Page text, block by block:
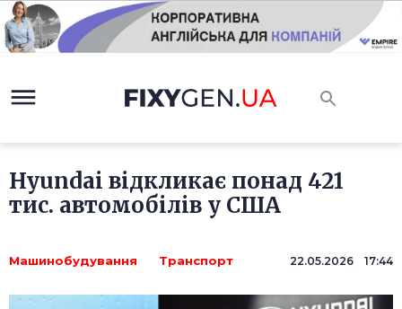
Hyundai відкликає понад 421
тис. автомобілів у США
Машинобудування Транспорт 22.05.2026 17:44